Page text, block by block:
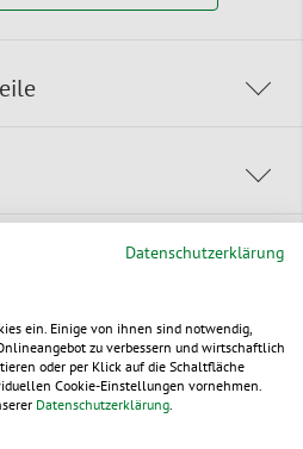
Produkte
Datenschutzerklärung
ein. Einige von ihnen sind notwendig,
zu verbessern und wirtschaftlich
oder per Klick auf die Schaltfläche
Cookie-Einstellungen vornehmen.
Datenschutzerklärung.